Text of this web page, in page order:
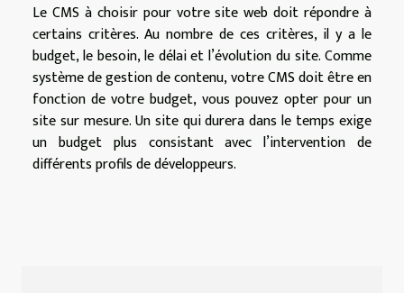
Le CMS à choisir pour votre site web doit répondre à
certains critères. Au nombre de ces critères, il y a le
budget, le besoin, le délai et l’évolution du site. Comme
système de gestion de contenu, votre CMS doit être en
fonction de votre budget, vous pouvez opter pour un
site sur mesure. Un site qui durera dans le temps exige
un budget plus consistant avec l’intervention de
différents profils de développeurs.